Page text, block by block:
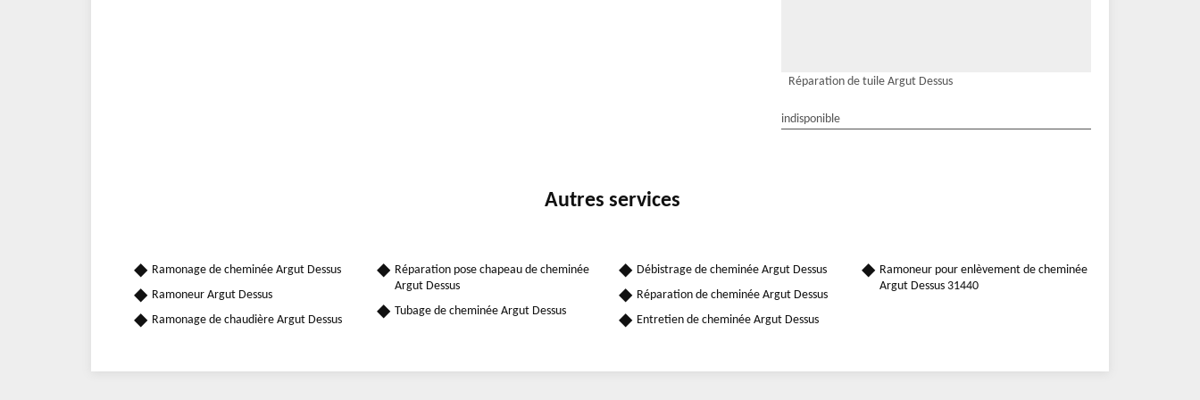
Réparation de tuile Argut Dessus
indisponible
Autres services
Ramonage de cheminée Argut Dessus
Ramoneur Argut Dessus
Ramonage de chaudière Argut Dessus
Réparation pose chapeau de cheminée
Argut Dessus
Tubage de cheminée Argut Dessus
Débistrage de cheminée Argut Dessus
Réparation de cheminée Argut Dessus
Entretien de cheminée Argut Dessus
Ramoneur pour enlèvement de cheminée
Argut Dessus 31440